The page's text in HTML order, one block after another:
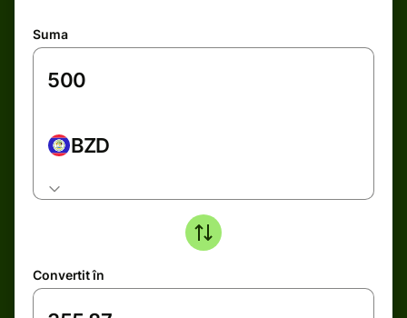
Suma
BZD
Convertit în